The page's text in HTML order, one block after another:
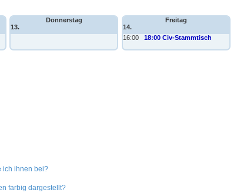
Donnerstag
13.
Freitag
14.
16:00
18:00 Civ-Stammtisch
ich ihnen bei?
farbig dargestellt?